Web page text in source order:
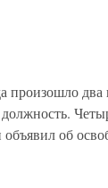
произошло
об